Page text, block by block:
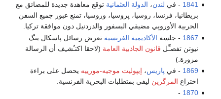
1841 - في لندن، الدولة العثمانية توقع معاهدة جديدة للمضائق مع
بريطانيا، فرنسا، روسيا، پروسيا، وروسيا، تمنع عبور جميع السفن
الحربية الأوروپي مضيقي البسفور والدردنيل دون موافقة تركيا.
1867 - جلسة الأكاديمية الفرنسية تعرض رسائل پاسكال ينگ
نيوتن تفصـِّل قانون الجاذبية العامة (لاحقا اكتـُشـِف أن الرسالة
مزورة.)
1869 - في پاريس، إيپوليت موجيه-مورييه يحصل على براءة
اختراع المرگرين ليفي بمتطلبات البحرية الفرنسية.
1870
-